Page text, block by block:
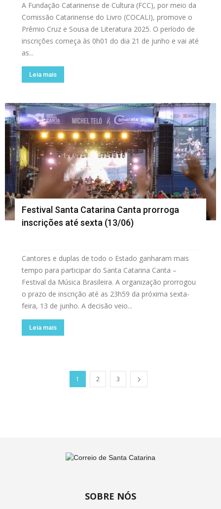
A Fundação Catarinense de Cultura (FCC), por meio da
Comissão Catarinense do Livro (COCALI), promove o
Prêmio Cruz e Sousa de Literatura 2025. O período de
inscrições começa às 0h01 do dia 21 de junho e vai até
as...
Leia mais
Festival Santa Catarina Canta prorroga
inscrições até sexta (13/06)
Cantores e duplas de todo o Estado ganharam mais
tempo para participar do Santa Catarina Canta –
Festival da Música Brasileira. A organização prorrogou
o prazo de inscrição até as 23h59 da próxima sexta-
feira, 13 de junho. A decisão veio...
Leia mais
1 2 3
SOBRE NÓS